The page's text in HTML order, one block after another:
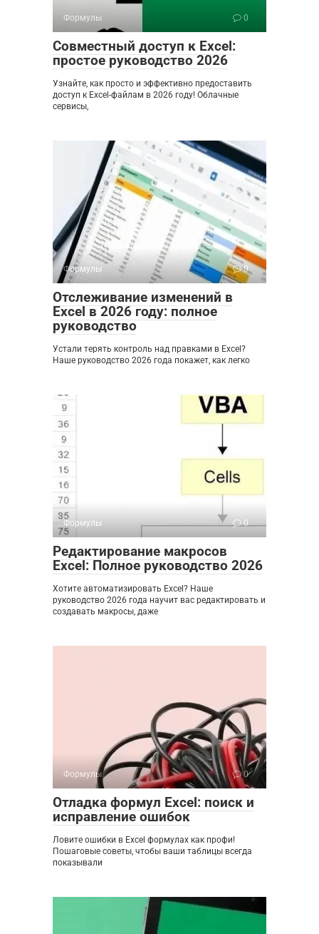
Формулы 0
Совместный доступ к Excel:
простое руководство 2026
Узнайте, как просто и эффективно предоставить
доступ к Excel-файлам в 2026 году! Облачные
сервисы,
Формулы 0
Отслеживание изменений в
Excel в 2026 году: полное
руководство
Устали терять контроль над правками в Excel?
Наше руководство 2026 года покажет, как легко
Формулы 0
Редактирование макросов
Excel: Полное руководство 2026
Хотите автоматизировать Excel? Наше
руководство 2026 года научит вас редактировать и
создавать макросы, даже
Формулы 0
Отладка формул Excel: поиск и
исправление ошибок
Ловите ошибки в Excel формулах как профи!
Пошаговые советы, чтобы ваши таблицы всегда
показывали